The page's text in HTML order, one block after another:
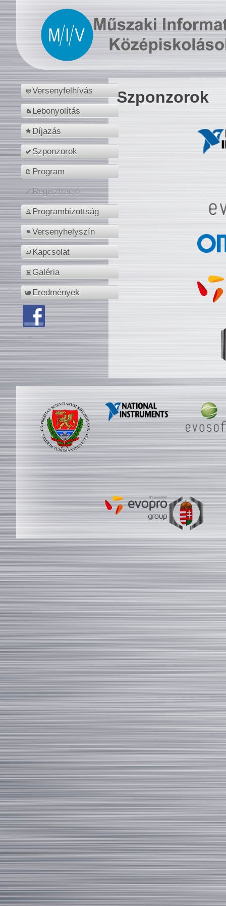
Versenyfelhívás
Lebonyolítás
Díjazás
Szponzorok
Program
Regisztráció
Programbizottság
Versenyhelyszín
Kapcsolat
Galéria
Eredmények
Szponzorok